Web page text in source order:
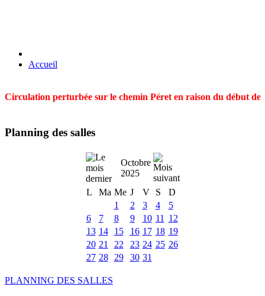
Accueil
Circulation perturbée sur le chemin Péret en raison du début
Planning des salles
Octobre
2025
L
Ma Me J V S
D
1
2 3 4
5
6
7 8 9 10 11
12
13 14 15 16 17 18 19
20 21 22 23 24 25 26
27 28 29 30 31
PLANNING DES SALLES